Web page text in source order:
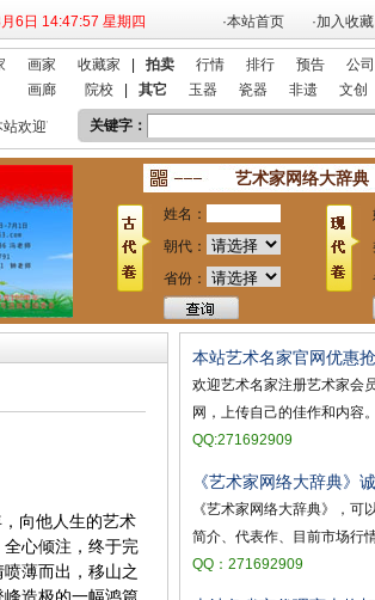
6日 14:47:58 星期四 ·本站首页 ·加入收藏
画家 收藏家 拍卖 行情 排行 预告 公司
画廊 院校 其它 玉器 瓷器 非遗 文创
艺术家宣传投放！
关键字：
艺术家网络大辞典
姓名：
朝代：
省份：
向他人生的艺术
心倾注，终于完
薄而出，移山之
本站艺术名家官网优惠抢
欢迎艺术名家注册艺术家会
网，上传自己的佳作和内容。
QQ:271692909
《艺术家网络大辞典》
《艺术家网络大辞典》，可
简介、代表作、目前市场行
QQ：271692909